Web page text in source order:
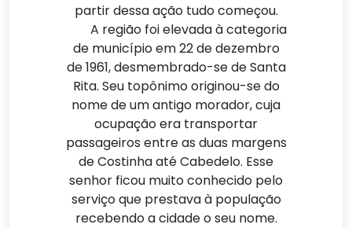
partir dessa ação tudo começou.
A região foi elevada à categoria
de município em 22 de dezembro
de 1961, desmembrado-se de Santa
Rita. Seu topônimo originou-se do
nome de um antigo morador, cuja
ocupação era transportar
passageiros entre as duas margens
de Costinha até Cabedelo. Esse
senhor ficou muito conhecido pelo
serviço que prestava à população
recebendo a cidade o seu nome.